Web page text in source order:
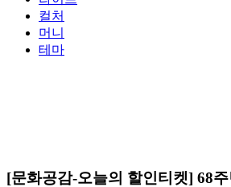
컬처
머니
테마
[문화공감-오늘의 할인티켓] 68주